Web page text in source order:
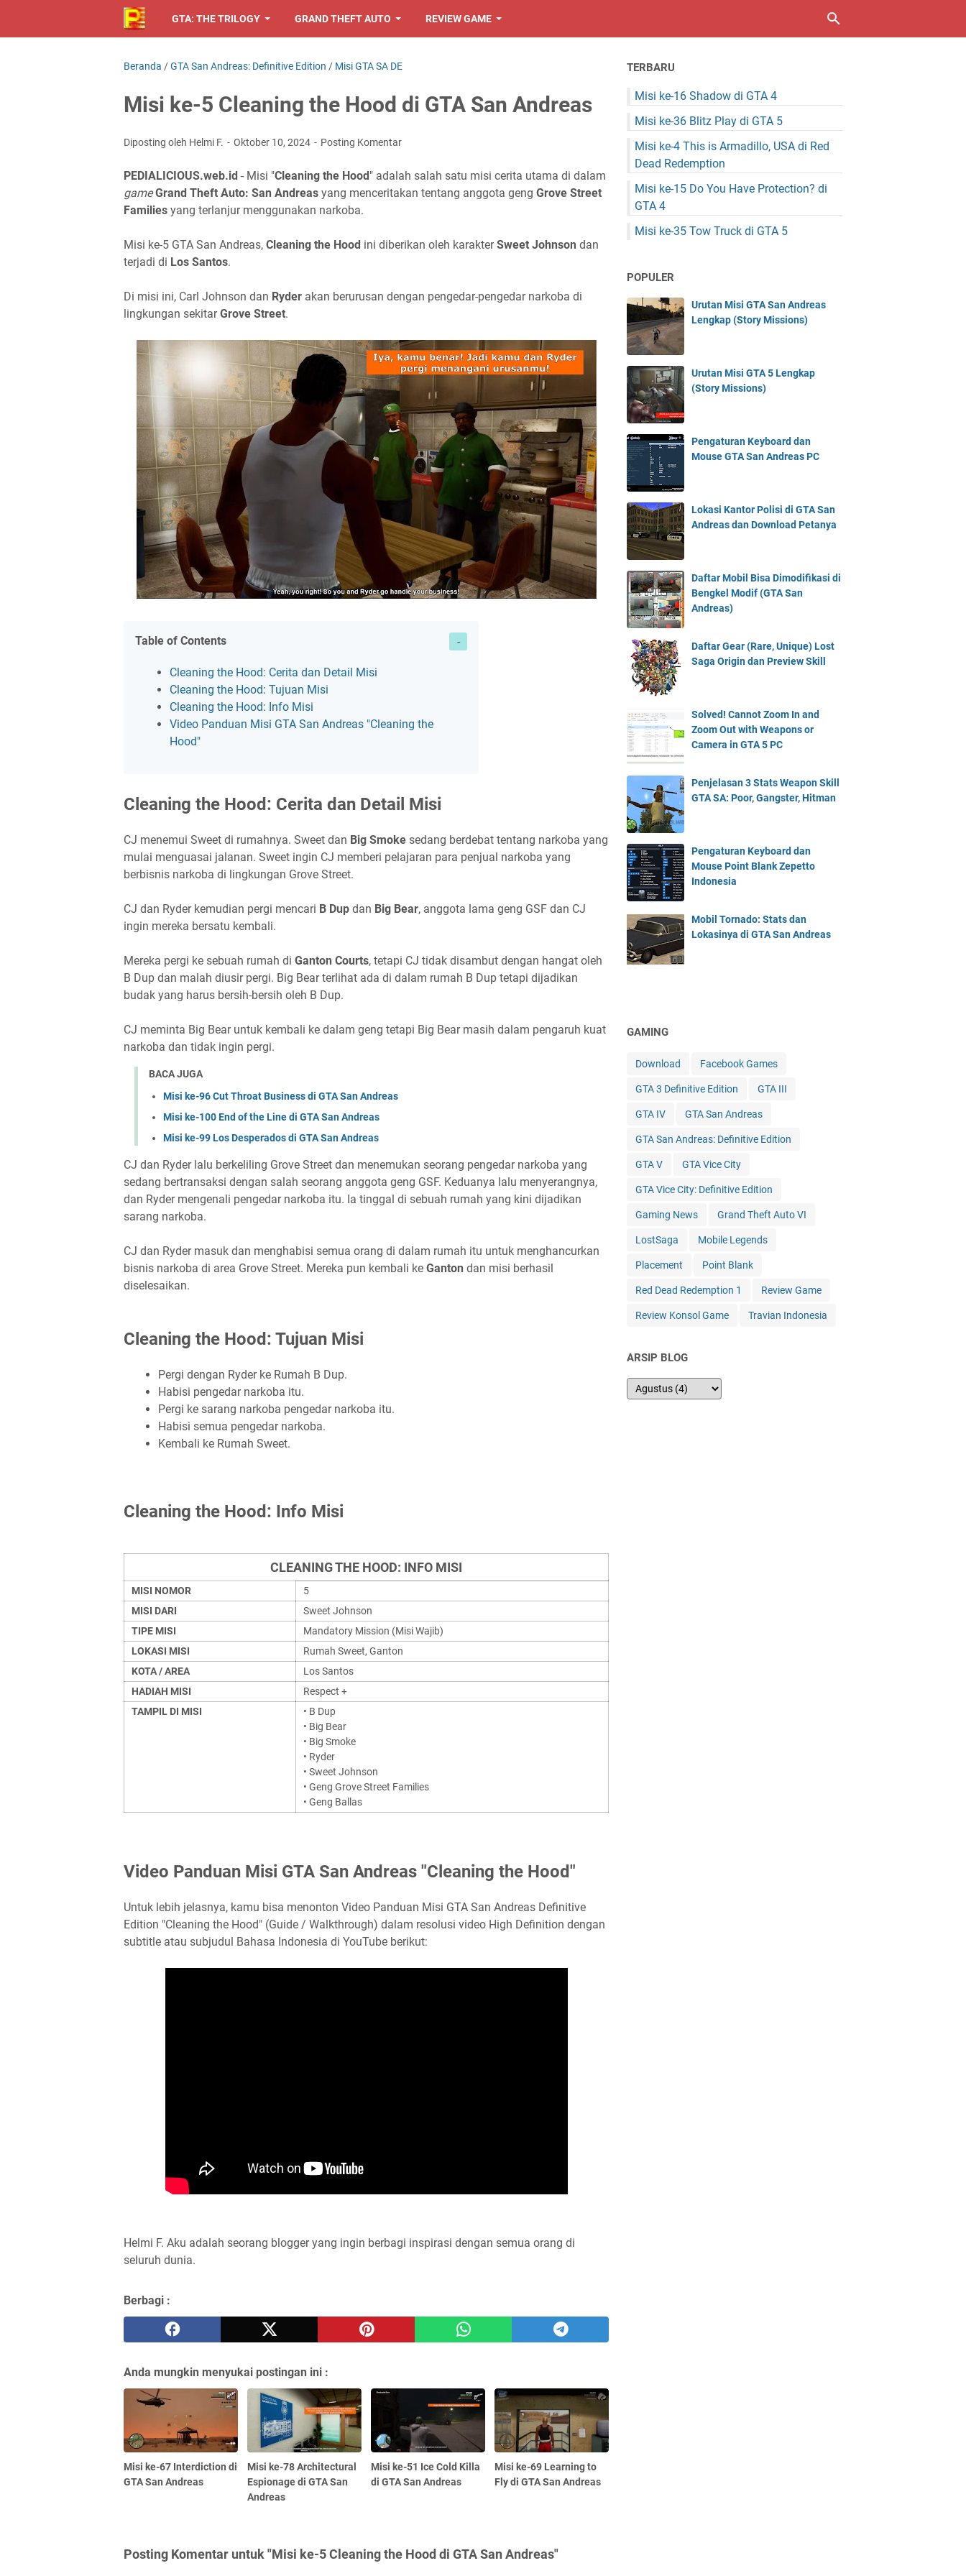
GTA: THE TRILOGY GRAND THEFT AUTO REVIEW GAME
Beranda /GTA San Andreas: Definitive Edition / Misi GTA SA DE
Misi ke-5 Cleaning the Hood di GTA San Andreas
Diposting oleh Helmi F. Oktober 10, 2024 Posting Komentar
PEDIALICIOUS.web.id - Misi "Cleaning the Hood" adalah salah satu misi cerita utama di dalam
game Grand Theft Auto: San Andreas yang menceritakan tentang anggota geng Grove Street
Families yang terlanjur menggunakan narkoba.
Misi ke-5 GTA San Andreas, Cleaning the Hood ini diberikan oleh karakterSweet Johnson dan
terjadi di Los Santos.
Di misi ini, Carl Johnson dan Ryder akan berurusan dengan pengedar-pengedar narkoba di
lingkungan sekitarGrove Street.
Table of Contents
Cleaning the Hood: Cerita dan Detail Misi
Cleaning the Hood: Tujuan Misi
Cleaning the Hood: Info Misi
Video Panduan Misi GTA San Andreas "Cleaning the
Hood"
Cleaning the Hood: Cerita dan Detail Misi
CJ menemui Sweet di rumahnya. Sweet dan Big Smoke sedang berdebat tentang narkoba yang
mulai menguasai jalanan. Sweet ingin CJ memberi pelajaran para penjual narkoba yang
berbisnis narkoba di lingkungan Grove Street.
CJ dan Ryder kemudian pergi mencari B Dup dan Big Bear, anggota lama geng GSF dan CJ
ingin mereka bersatu kembali.
Mereka pergi ke sebuah rumah di Ganton Courts, tetapi CJ tidak disambut dengan hangat oleh
B Dup dan malah diusir pergi. Big Bear terlihat ada di dalam rumah B Dup tetapi dijadikan
budak yang harus bersih-bersih oleh B Dup.
CJ meminta Big Bear untuk kembali ke dalam geng tetapi Big Bear masih dalam pengaruh kuat
narkoba dan tidak ingin pergi.
BACA JUGA
Misi ke-96 Cut Throat Business di GTA San Andreas
Misi ke-100 End of the Line di GTA San Andreas
Misi ke-99 Los Desperados di GTA San Andreas
CJ dan Ryder lalu berkeliling Grove Street dan menemukan seorang pengedar narkoba yang
sedang bertransaksi dengan salah seorang anggota geng GSF. Keduanya lalu menyerangnya,
dan Ryder mengenali pengedar narkoba itu. Ia tinggal di sebuah rumah yang kini dijadikan
sarang narkoba.
CJ dan Ryder masuk dan menghabisi semua orang di dalam rumah itu untuk menghancurkan
bisnis narkoba di area Grove Street. Mereka pun kembali ke Ganton dan misi berhasil
diselesaikan.
Cleaning the Hood: Tujuan Misi
Pergi dengan Ryder ke Rumah B Dup.
Habisi pengedar narkoba itu.
Pergi ke sarang narkoba pengedar narkoba itu.
Habisi semua pengedar narkoba.
Kembali ke Rumah Sweet.
Cleaning the Hood: Info Misi
CLEANING THE HOOD: INFO MISI
MISI NOMOR
5
MISI DARI
Sweet Johnson
TIPE MISI
Mandatory Mission (Misi Wajib)
LOKASI MISI
Rumah Sweet, Ganton
KOTA / AREA
Los Santos
HADIAH MISI
Respect +
TAMPIL DI MISI
• B Dup
• Big Bear
• Big Smoke
• Ryder
• Sweet Johnson
• Geng Grove Street Families
• Geng Ballas
Video Panduan Misi GTA San Andreas "Cleaning the Hood"
Untuk lebih jelasnya, kamu bisa menonton Video Panduan Misi GTA San Andreas Definitive
Edition "Cleaning the Hood" (Guide / Walkthrough) dalam resolusi video High Definition dengan
subtitle atau subjudul Bahasa Indonesia di YouTube berikut:
Helmi F. Aku adalah seorang blogger yang ingin berbagi inspirasi dengan semua orang di
seluruh dunia.
Berbagi :
Anda mungkin menyukai postingan ini :
Misi ke-67 Interdiction di
GTA San Andreas
Misi ke-78 Architectural
Espionage di GTA San
Andreas
Misi ke-51 Ice Cold Killa
di GTA San Andreas
Misi ke-69 Learning to
Fly di GTA San Andreas
Posting Komentar untuk "Misi ke-5 Cleaning the Hood di GTA San Andreas"
TERBARU
Misi ke-16 Shadow di GTA 4
Misi ke-36 Blitz Play di GTA 5
Misi ke-4 This is Armadillo, USA di Red
Dead Redemption
Misi ke-15 Do You Have Protection? di
GTA 4
Misi ke-35 Tow Truck di GTA 5
POPULER
Urutan Misi GTA San Andreas
Lengkap (Story Missions)
Urutan Misi GTA 5 Lengkap
(Story Missions)
Pengaturan Keyboard dan
Mouse GTA San Andreas PC
Lokasi Kantor Polisi di GTA San
Andreas dan Download Petanya
Daftar Mobil Bisa Dimodifikasi di
Bengkel Modif (GTA San
Andreas)
Daftar Gear (Rare, Unique) Lost
Saga Origin dan Preview Skill
Solved! Cannot Zoom In and
Zoom Out with Weapons or
Camera in GTA 5 PC
Penjelasan 3 Stats Weapon Skill
GTA SA: Poor, Gangster, Hitman
Pengaturan Keyboard dan
Mouse Point Blank Zepetto
Indonesia
Mobil Tornado: Stats dan
Lokasinya di GTA San Andreas
GAMING
Download Facebook Games
GTA 3 Definitive Edition GTA III
GTA IV GTA San Andreas
GTA San Andreas: Definitive Edition
GTA V GTA Vice City
GTA Vice City: Definitive Edition
Gaming News Grand Theft Auto VI
LostSaga Mobile Legends
Placement Point Blank
Red Dead Redemption 1 Review Game
Review Konsol Game Travian Indonesia
ARSIP BLOG